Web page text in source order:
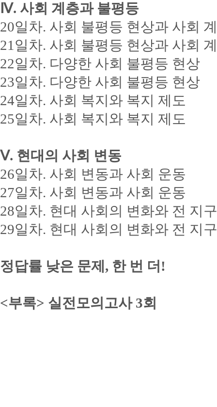
Ⅳ. 사회 계층과 불평등
20일차. 사회 불평등 현상과 사회
21일차. 사회 불평등 현상과 사회
22일차. 다양한 사회 불평등 현상
23일차. 다양한 사회 불평등 현상
24일차. 사회 복지와 복지 제도
25일차. 사회 복지와 복지 제도
Ⅴ. 현대의 사회 변동
26일차. 사회 변동과 사회 운동
27일차. 사회 변동과 사회 운동
28일차. 현대 사회의 변화와 전 지
29일차. 현대 사회의 변화와 전 지
정답률 낮은 문제, 한 번 더!
<부록> 실전모의고사 3회